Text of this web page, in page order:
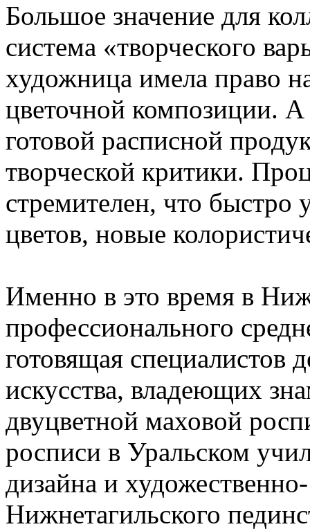
Большое значение для
система «творческого
художница имела право
цветочной композиции.
готовой расписной
творческой критики.
стремителен, что
цветов, новые
Именно в это время в
профессионального
готовящая специалистов
искусства, владеющих
двуцветной маховой
росписи в Уральском
дизайна и
Нижнетагильского